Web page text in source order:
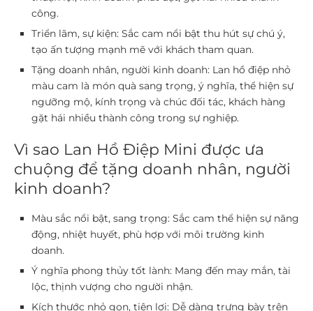
công.
Triển lãm, sự kiện: Sắc cam nổi bật thu hút sự chú ý,
tạo ấn tượng mạnh mẽ với khách tham quan.
Tặng doanh nhân, người kinh doanh: Lan hồ điệp nhỏ
màu cam là món quà sang trọng, ý nghĩa, thể hiện sự
ngưỡng mộ, kính trọng và chúc đối tác, khách hàng
gặt hái nhiều thành công trong sự nghiệp.
Vì sao Lan Hồ Điệp Mini được ưa
chuộng để tặng doanh nhân, người
kinh doanh?
Màu sắc nổi bật, sang trọng: Sắc cam thể hiện sự năng
động, nhiệt huyết, phù hợp với môi trường kinh
doanh.
Ý nghĩa phong thủy tốt lành: Mang đến may mắn, tài
lộc, thịnh vượng cho người nhận.
Kích thước nhỏ gọn, tiện lợi: Dễ dàng trưng bày trên